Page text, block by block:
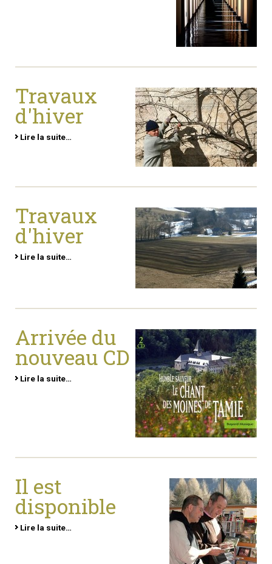
Travaux
d'hiver
Lire la suite…
Travaux
d'hiver
Lire la suite…
Arrivée du
nouveau CD
Lire la suite…
Il est
disponible
Lire la suite…